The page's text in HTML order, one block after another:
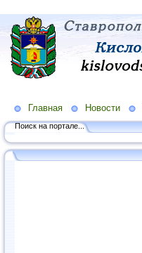
Главная Новости
Поиск на портале...